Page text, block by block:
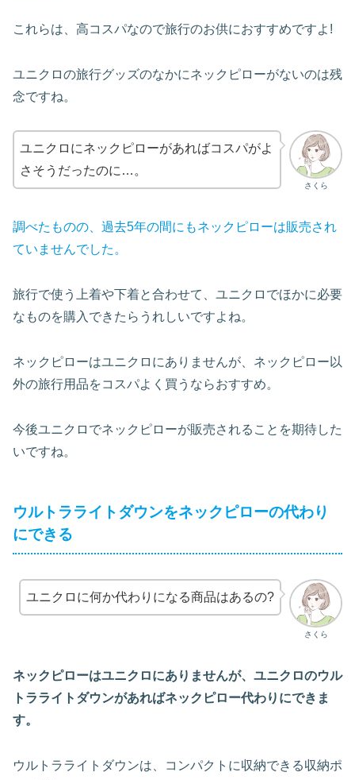
これらは、高コスパなので旅行のお供におすすめですよ!
ユニクロの旅行グッズのなかにネックピローがないのは残
念ですね。
さくら
ユニクロにネックピローがあればコスパがよ
さそうだったのに…。
調べたものの、過去5年の間にもネックピローは販売され
ていませんでした。
旅行で使う上着や下着と合わせて、ユニクロでほかに必要
なものを購入できたらうれしいですよね。
ネックピローはユニクロにありませんが、ネックピロー以
外の旅行用品をコスパよく買うならおすすめ。
今後ユニクロでネックピローが販売されることを期待した
いですね。
ウルトラライトダウンをネックピローの代わり
にできる
さくら
ユニクロに何か代わりになる商品はあるの?
ネックピローはユニクロにありませんが、ユニクロのウル
トラライトダウンがあればネックピロー代わりにできま
す。
ウルトラライトダウンは、コンパクトに収納できる収納ポ